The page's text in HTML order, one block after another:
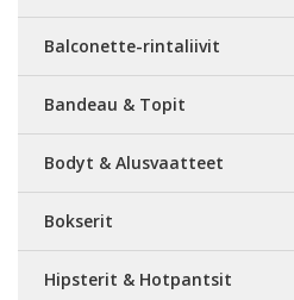
Balconette-rintaliivit
Bandeau & Topit
Bodyt & Alusvaatteet
Bokserit
Hipsterit & Hotpantsit